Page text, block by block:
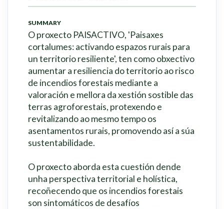
SUMMARY
O proxecto PAISACTIVO, 'Paisaxes
cortalumes: activando espazos rurais para
un territorio resiliente', ten como obxectivo
aumentar a resiliencia do territorio ao risco
de incendios forestais mediante a
valoración e mellora da xestión sostible das
terras agroforestais, protexendo e
revitalizando ao mesmo tempo os
asentamentos rurais, promovendo así a súa
sustentabilidade.
O proxecto aborda esta cuestión dende
unha perspectiva territorial e holística,
recoñecendo que os incendios forestais
son sintomáticos de desafíos